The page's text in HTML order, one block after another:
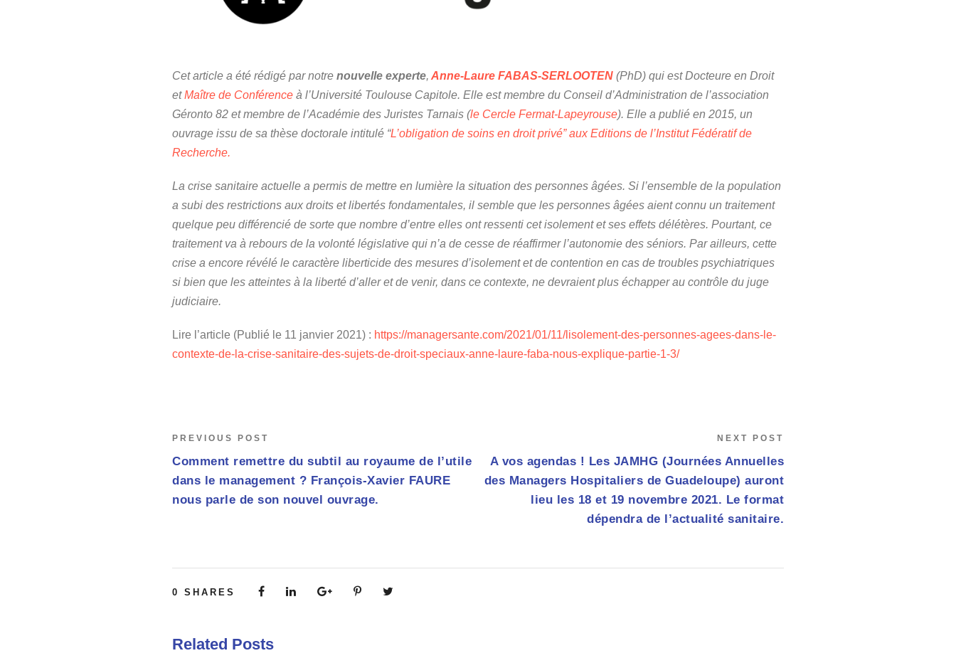
Cet article a été rédigé par notre nouvelle experte, Anne-Laure FABAS-SERLOOTEN (PhD) qui est Docteure en Droit
etMaître de Conférence à l’Université Toulouse Capitole. Elle est membre du Conseil d’Administration de l’association
Géronto 82 et membre de l’Académie des Juristes Tarnais (le Cercle Fermat-Lapeyrouse). Elle a publié en 2015, un
ouvrage issu de sa thèse doctorale intitulé “L’obligation de soins en droit privé” aux Editions de l’Institut Fédératif de
Recherche.
La crise sanitaire actuelle a permis de mettre en lumière la situation des personnes âgées. Si l’ensemble de la population
a subi des restrictions aux droits et libertés fondamentales, il semble que les personnes âgées aient connu un traitement
quelque peu différencié de sorte que nombre d’entre elles ont ressenti cet isolement et ses effets délétères. Pourtant, ce
traitement va à rebours de la volonté législative qui n’a de cesse de réaffirmer l’autonomie des séniors. Par ailleurs, cette
crise a encore révélé le caractère liberticide des mesures d’isolement et de contention en cas de troubles psychiatriques
si bien que les atteintes à la liberté d’aller et de venir, dans ce contexte, ne devraient plus échapper au contrôle du juge
judiciaire.
Lire l’article (Publié le 11 janvier 2021) : https://managersante.com/2021/01/11/lisolement-des-personnes-agees-dans-le-
contexte-de-la-crise-sanitaire-des-sujets-de-droit-speciaux-anne-laure-faba-nous-explique-partie-1-3/
PREVIOUS POST
Comment remettre du subtil au royaume de l’utile
dans le management ? François-Xavier FAURE
nous parle de son nouvel ouvrage.
NEXT POST
A vos agendas ! Les JAMHG (Journées Annuelles
des Managers Hospitaliers de Guadeloupe) auront
lieu les 18 et 19 novembre 2021. Le format
dépendra de l’actualité sanitaire.
0 SHARES
Related Posts